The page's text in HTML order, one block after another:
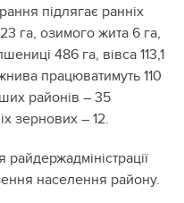
підлягає ранніх
га, озимого жита 6 га,
486 га, вівса 113,1
працюватимуть 110
районів – 35
зернових – 12.
населення району.